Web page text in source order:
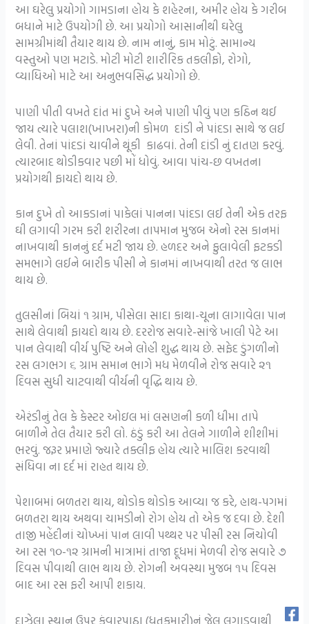
આ ઘરેલુ પ્રયોગો ગામડાના હોય કે શહેરના, અમીર હોય કે ગરીબ
બધાને માટે ઉપયોગી છે. આ પ્રયોગો આસાનીથી ઘરેલુ
સામગ્રીમાંથી તૈયાર થાય છે. નામ નાનું, કામ મોટું. સામાન્ય
વસ્તુઓ પણ મટાડે. મોટી મોટી શારીરિક તકલીફો, રોગો,
વ્યાધિઓ માટે આ અનુભવસિદ્ધ પ્રયોગો છે.
પાણી પીતી વખતે દાંત માં દુખે અને પાણી પીવું પણ કઠિન થઈ
જાય ત્યારે પલાશ(ખાખરા)ની કોમળ દાંડી ને પાંદડા સાથે જ લઈ
લેવી. તેનાં પાંદડાં ચાવીને થૂંકી કાઢવાં. તેની દાંડી નું દાતણ કરવું.
ત્યારબાદ થોડીકવાર પછી મોં ધોવું. આવા પાંચ-છ વખતના
પ્રયોગથી ફાયદો થાય છે.
કાન દુખે તો આકડાનાં પાકેલાં પાનના પાંદડા લઈ તેની એક તરફ
ઘી લગાવી ગરમ કરી શરીરના તાપમાન મુજબ એનો રસ કાનમાં
નાખવાથી કાનનું દર્દ મટી જાય છે. હળદર અને ફુલાવેલી ફટકડી
સમભાગે લઈને બારીક પીસી ને કાનમાં નાખવાથી તરત જ લાભ
થાય છે.
તુલસીનાં બિયાં ૧ ગ્રામ, પીસેલા સાદા કાથા-ચૂના લાગાવેલા પાન
સાથે લેવાથી ફાયદો થાય છે. દરરોજ સવારે-સાંજે ખાલી પેટે આ
પાન લેવાથી વીર્ય પુષ્ટિ અને લોહી શુદ્ધ થાય છે. સફેદ ડુંગળીનો
રસ લગભગ ૬ ગ્રામ સમાન ભાગે મધ મેળવીને રોજ સવારે ૨૧
દિવસ સુધી ચાટવાથી વીર્યની વૃદ્ધિ થાય છે.
એરંડીનું તેલ કે કેસ્ટર ઓઇલ માં લસણની કળી ધીમા તાપે
બાળીને તેલ તૈયાર કરી લો. ઠંડું કરી આ તેલને ગાળીને શીશીમાં
ભરવું. જરૂર પ્રમાણે જ્યારે તક્લીફ હોય ત્યારે માલિશ કરવાથી
સંધિવા ના દર્દ માં રાહત થાય છે.
પેશાબમાં બળતરા થાય, થોડોક થોડોક આવ્યા જ કરે, હાથ-પગમાં
બળતરા થાય અથવા ચામડીનો રોગ હોય તો એક જ દવા છે. દેશી
તાજી મહેંદીનાં ચોખ્ખાં પાન લાવી પથ્થર પર પીસી રસ નિચોવી
આ રસ ૧૦-૧૨ ગ્રામની માત્રામાં તાજા દૂધમાં મેળવી રોજ સવારે ૭
દિવસ પીવાથી લાભ થાય છે. રોગની અવસ્થા મુજબ ૧૫ દિવસ
બાદ આ રસ ફરી આપી શકાય.
દાઝેલા સ્થાન ઉપર કુંવારપાઠા (ધૃતકુમારી)નું જેલ લગાડવાથી